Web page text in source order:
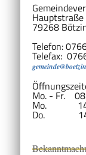
Hauptstraße
79268
Telefon:
Telefax:
Mo. - Fr.
Mo.
Do.